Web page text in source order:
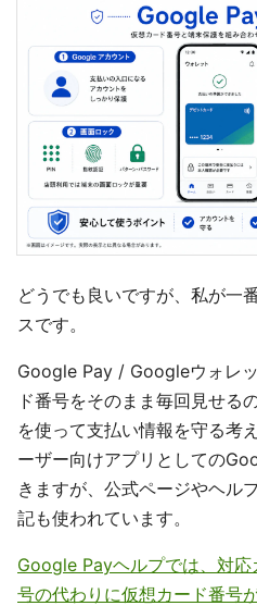
どうでも良いですが、私が一
スです。
Google Pay / Googleウォレ
ド番号をそのまま毎回見せる
を使って支払い情報を守る考
ーザー向けアプリとしての
きますが、公式ページやヘル
記も使われています。
Google Payヘルプでは、対
号の代わりに仮想カード番号